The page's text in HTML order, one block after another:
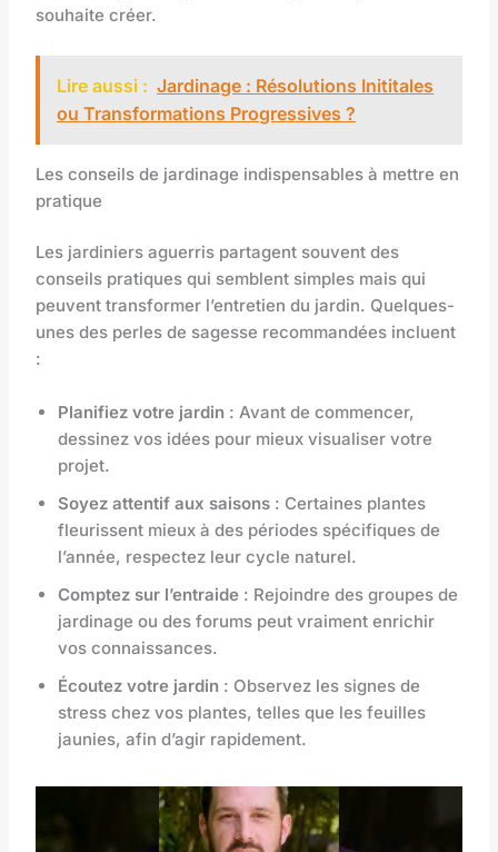
souhaite créer.
Lire aussi : Jardinage : Résolutions Inititales
ou Transformations Progressives ?
Les conseils de jardinage indispensables à mettre en
pratique
Les jardiniers aguerris partagent souvent des
conseils pratiques qui semblent simples mais qui
peuvent transformer l’entretien du jardin. Quelques-
unes des perles de sagesse recommandées incluent
:
Planifiez votre jardin : Avant de commencer,
dessinez vos idées pour mieux visualiser votre
projet.
Soyez attentif aux saisons : Certaines plantes
fleurissent mieux à des périodes spécifiques de
l’année, respectez leur cycle naturel.
Comptez sur l’entraide : Rejoindre des groupes de
jardinage ou des forums peut vraiment enrichir
vos connaissances.
Écoutez votre jardin : Observez les signes de
stress chez vos plantes, telles que les feuilles
jaunies, afin d’agir rapidement.